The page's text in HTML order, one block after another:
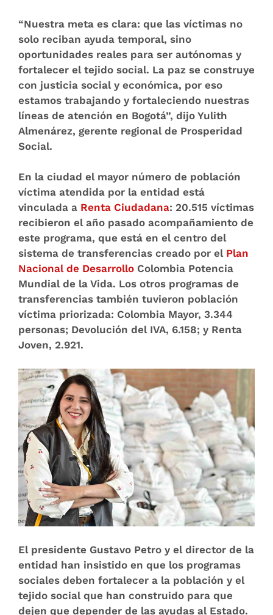
“Nuestra meta es clara: que las víctimas no
solo reciban ayuda temporal, sino
oportunidades reales para ser autónomas y
fortalecer el tejido social. La paz se construye
con justicia social y económica, por eso
estamos trabajando y fortaleciendo nuestras
líneas de atención en Bogotá”, dijo Yulith
Almenárez, gerente regional de Prosperidad
Social.
En la ciudad el mayor número de población
víctima atendida por la entidad está
vinculada a Renta Ciudadana: 20.515 víctimas
recibieron el año pasado acompañamiento de
este programa, que está en el centro del
sistema de transferencias creado por el Plan
Nacional de Desarrollo Colombia Potencia
Mundial de la Vida. Los otros programas de
transferencias también tuvieron población
víctima priorizada: Colombia Mayor, 3.344
personas; Devolución del IVA, 6.158; y Renta
Joven, 2.921.
El presidente Gustavo Petro y el director de la
entidad han insistido en que los programas
sociales deben fortalecer a la población y el
tejido social que han construido para que
dejen que depender de las ayudas al Estado.